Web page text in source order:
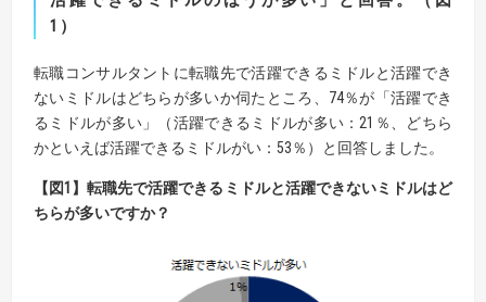
1 ）
転職コンサルタントに転職先で活躍できるミドルと活躍でき
ないミドルはどちらが多いか伺たところ、74％が「活躍でき
るミドルが多い」（活躍できるミドルが多い：21％、どちら
かといえば活躍できるミドルがい：53％）と回答しました。
【図1】転職先で活躍できるミドルと活躍できないミドルはど
ちらが多いですか？